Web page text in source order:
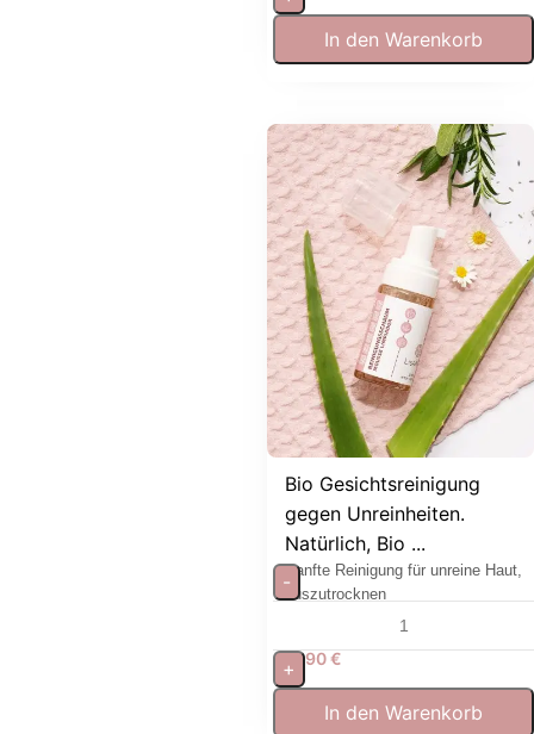
In den Warenkorb
Bio Gesichtsreinigung
gegen Unreinheiten.
Natürlich, Bio ...
Sanfte Reinigung für unreine Haut,
auszutrocknen
17,90€
-
+
In den Warenkorb